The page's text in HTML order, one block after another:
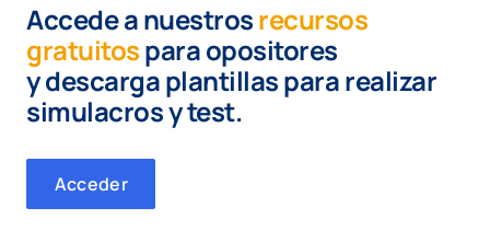
Accede a nuestrosrecursos
gratuitospara opositores
ydescarga plantillas para realizar
simulacros y test.
Acceder